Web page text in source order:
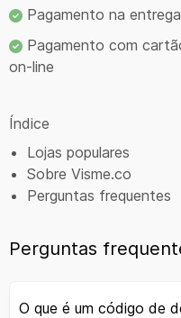
Pagamento na entrega
Pagamento com
on-line
Índice
Lojas populares
Sobre Visme.co
Perguntas frequentes
Perguntas
O que é um código de